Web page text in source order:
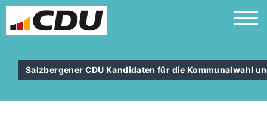
Salzbergener CDU Kandidaten für die Kommunalwahl